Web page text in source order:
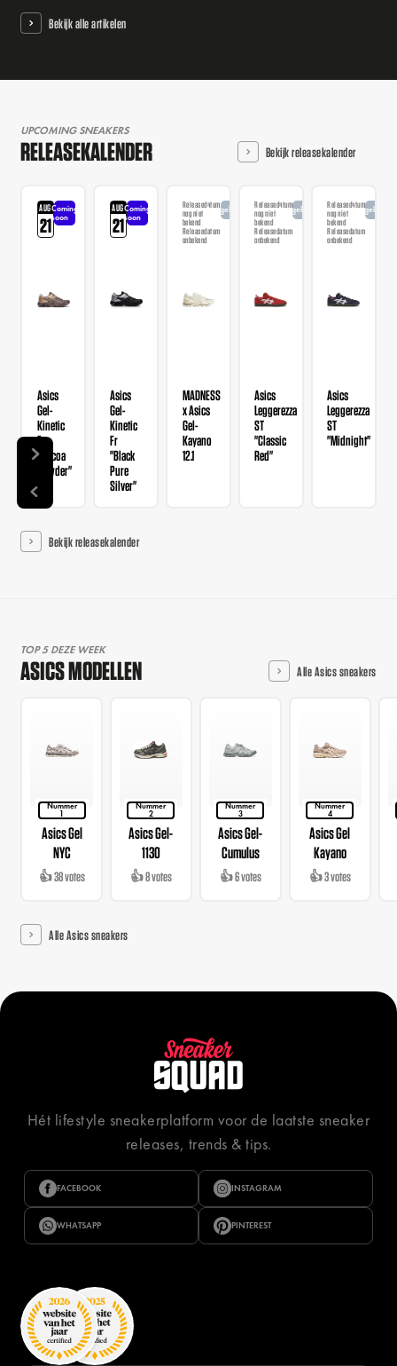
Bekijk alle artikelen
UPCOMING SNEAKERS
RELEASEKALENDER Bekijk releasekalender
AUG
21
Coming
soon
Asics
Gel-
Kinetic
Fr
"Cocoa
Powder"
AUG
21
Coming
soon
Asics
Gel-
Kinetic
Fr
"Black
Pure
Silver"
Releasedatum
nog niet
bekend
Releasedatum
onbekend
Aangekondigd
MADNESS
x Asics
Gel-
Kayano
12.1
Releasedatum
nog niet
bekend
Releasedatum
onbekend
Aangekondigd
Asics
Leggerezza
ST
"Classic
Red"
Releasedatum
nog niet
bekend
Releasedatum
onbekend
Asics
Leggerezza
ST
"Midnight"
Bekijk releasekalender
TOP 5 DEZE WEEK
ASICS MODELLEN Alle Asics sneakers
Nummer
1
Asics Gel
NYC
👍 38 votes
Nummer
2
Asics Gel-
1130
👍 8 votes
Nummer
3
Asics Gel-
Cumulus
👍 6 votes
Nummer
4
Asics Gel
Kayano
👍 3 votes
Alle Asics sneakers
Hét lifestyle sneakerplatform voor de laatste sneaker
releases, trends & tips.
FACEBOOK INSTAGRAM
WHATSAPP PINTEREST